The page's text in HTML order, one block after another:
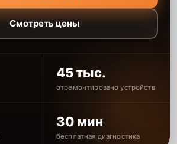
Смотреть цены
45 тыс.
отремонтировано устройств
30 мин
бесплатная диагностика